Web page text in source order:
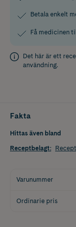
Betala enkelt
Få medicinen
Det här är ett
användning.
Fakta
Hittas även bland
Receptbelagt:
Varunummer
Ordinarie pris